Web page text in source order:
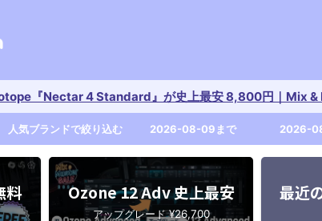
『Nectar 4 Standard』が史上最安 8,800円｜Mix &
人気ブランドで絞り込む 2026-08-09まで 2026-
料 Ozone 12 Adv 史上最安
アップグレード ¥26,700
最近